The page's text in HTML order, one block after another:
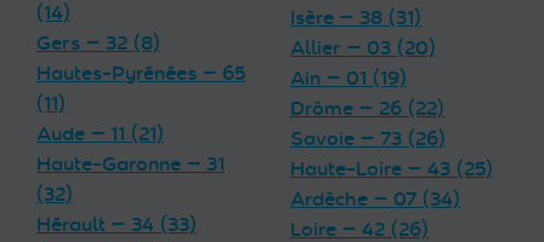
(14)
Gers — 32 (8)
Hautes-Pyrénées — 65
(11)
Aude — 11 (21)
Haute-Garonne — 31
(32)
Hérault — 34 (33)
Isère — 38 (31)
Allier — 03 (20)
Ain — 01 (19)
Drôme — 26 (22)
Savoie — 73 (26)
Haute-Loire — 43 (25)
Ardèche — 07 (34)
Loire — 42 (26)